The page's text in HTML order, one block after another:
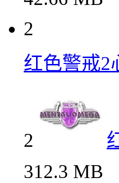
2
红色警戒2
2
312.3 MB